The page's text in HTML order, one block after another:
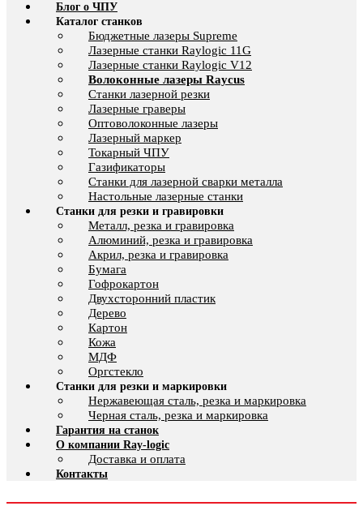
Блог о ЧПУ
Каталог станков
Бюджетные лазеры Supreme
Лазерные станки Raylogic 11G
Лазерные станки Raylogic V12
Волоконные лазеры Raycus
Станки лазерной резки
Лазерные граверы
Оптоволоконные лазеры
Лазерный маркер
Токарный ЧПУ
Газификаторы
Cтанки для лазерной сварки металла
Настольные лазерные станки
Станки для резки и гравировки
Металл, резка и гравировка
Алюминий, резка и гравировка
Акрил, резка и гравировка
Бумага
Гофрокартон
Двухсторонний пластик
Дерево
Картон
Кожа
МДФ
Оргстекло
Станки для резки и маркировки
Нержавеющая сталь, резка и маркировка
Черная сталь, резка и маркировка
Гарантия на станок
О компании Ray-logic
Доставка и оплата
Контакты